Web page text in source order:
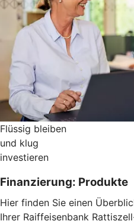
Flüssig bleiben
und klug
investieren
Finanzierung: Produkte
Hier finden Sie einen
Ihrer Raiffeisenbank